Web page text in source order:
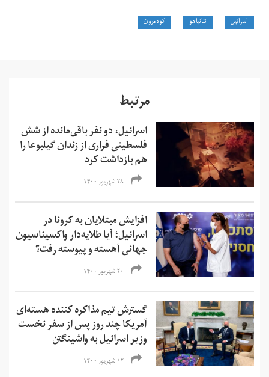
اسرائیل نتانیاهو کوه مرون
مرتبط
اسرائیل، دو نفر باقی‌مانده از شش
فلسطینی فراری از زندان گیلبوعا را
هم بازداشت کرد
۲۸ شهریور ۱۴۰۰
افزایش مبتلایان به کرونا در
اسرائیل؛ آیا طلایه‌دار واکسیناسیون
جهانی آهسته و پیوسته رفت؟
۲۰ شهریور ۱۴۰۰
گسترش تیم مذاکره کننده هسته‌ای
آمریکا چند روز پس از سفر نخست
وزیر اسرائیل به واشینگتن
۱۲ شهریور ۱۴۰۰